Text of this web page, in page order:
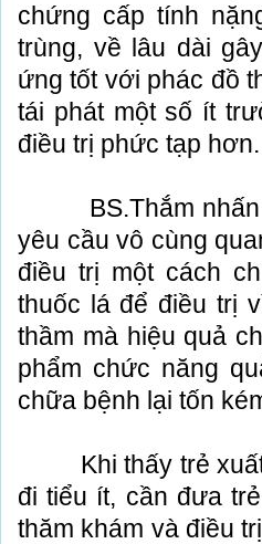
chứng cấp tính
trùng, về lâu dài
ứng tốt với phác đồ
tái phát một số ít
điều trị phức tạp hơn.
BS.Thắm nhấn
yêu cầu vô cùng
điều trị một cách
thuốc lá để điều trị
thầm mà hiệu quả
phẩm chức năng
chữa bệnh lại tốn
Khi thấy trẻ xuất
đi tiểu ít, cần đưa
thăm khám và điều